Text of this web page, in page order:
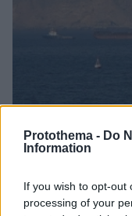
Protothema - Do
Information
If you wish to opt-out
processing of your
New York Times: Η
στο Ιράν μέσω της